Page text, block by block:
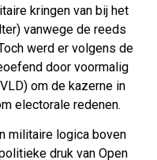
kringen van bij het
vanwege de reeds
werd er volgens de
door voormalig
om de kazerne in
electorale redenen.
militaire logica boven
druk van Open